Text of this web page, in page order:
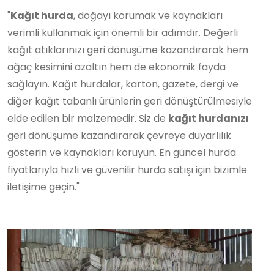
"Kağıt hurda, doğayı korumak ve kaynakları
verimli kullanmak için önemli bir adımdır. Değerli
kağıt atıklarınızı geri dönüşüme kazandırarak hem
ağaç kesimini azaltın hem de ekonomik fayda
sağlayın. Kağıt hurdalar, karton, gazete, dergi ve
diğer kağıt tabanlı ürünlerin geri dönüştürülmesiyle
elde edilen bir malzemedir. Siz de kağıt hurdanızı
geri dönüşüme kazandırarak çevreye duyarlılık
gösterin ve kaynakları koruyun. En güncel hurda
fiyatlarıyla hızlı ve güvenilir hurda satışı için bizimle
iletişime geçin."